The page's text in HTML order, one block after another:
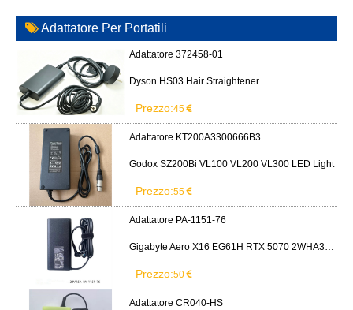
Adattatore Per Portatili
Adattatore 372458-01
Dyson HS03 Hair Straightener
Prezzo:45
Adattatore KT200A3300666B3
Godox SZ200Bi VL100 VL200 VL300 LED Light
Prezzo:55
Adattatore PA-1151-76
Gigabyte Aero X16 EG61H RTX 5070 2WHA3USC64AH LITEON PA-1151-76 150W adapter
Prezzo:50
Adattatore CR040-HS